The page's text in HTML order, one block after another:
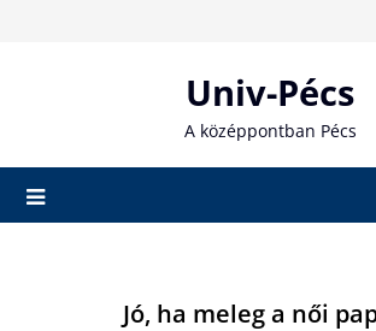
Univ-Pécs
A középpontban Pécs
Jó, ha meleg a női